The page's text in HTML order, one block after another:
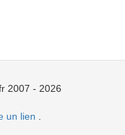
2007 - 2026
un lien